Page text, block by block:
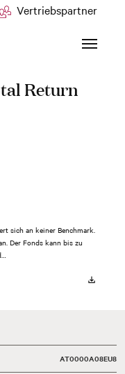
Vertriebspartner
Return
sich an keiner Benchmark.
Der Fonds kann bis zu
AT0000A08EU8